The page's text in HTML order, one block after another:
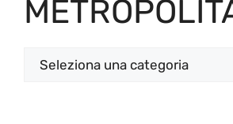
Categorie